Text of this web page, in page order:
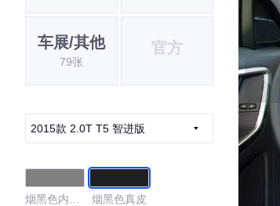
车展/其他
79张
官方
2015款 2.0T T5 智进版
烟黑色内饰
烟黑色真皮